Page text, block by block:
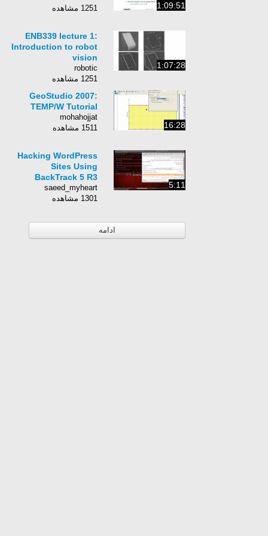
1:09:51
1251 مشاهده
1:07:28
ENB339 lecture 1:
Introduction to robot
vision
robotic
1251 مشاهده
16:28
GeoStudio 2007:
TEMP/W Tutorial
mohahojjat
1511 مشاهده
5:11
Hacking WordPress
Sites Using
BackTrack 5 R3
saeed_myheart
1301 مشاهده
ادامه